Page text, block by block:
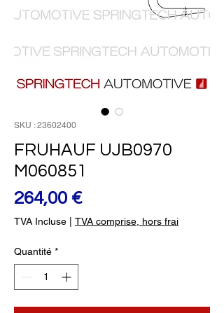
SKU : 23602400
FRUHAUF UJB0970
M060851
264,00 €Prix
TVA Incluse TVA comprise, hors frai
Quantité *